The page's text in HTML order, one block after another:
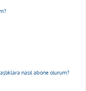
nasıl abone olurum?